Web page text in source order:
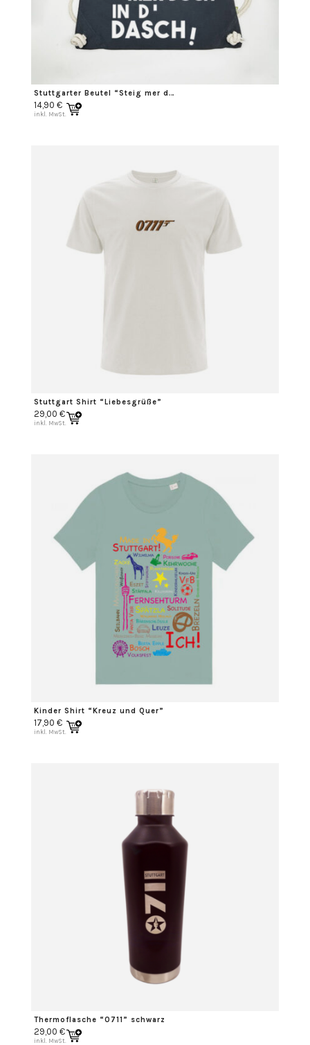
Stuttgarter Beutel “Steig mer doch in ‘d Dasch”
14,90 €
inkl. MwSt.
Stuttgart Shirt “Liebesgrüße”
29,00 €
inkl. MwSt.
Kinder Shirt “Kreuz und Quer”
17,90 €
inkl. MwSt.
Thermoflasche “0711” schwarz
29,00 €
inkl. MwSt.